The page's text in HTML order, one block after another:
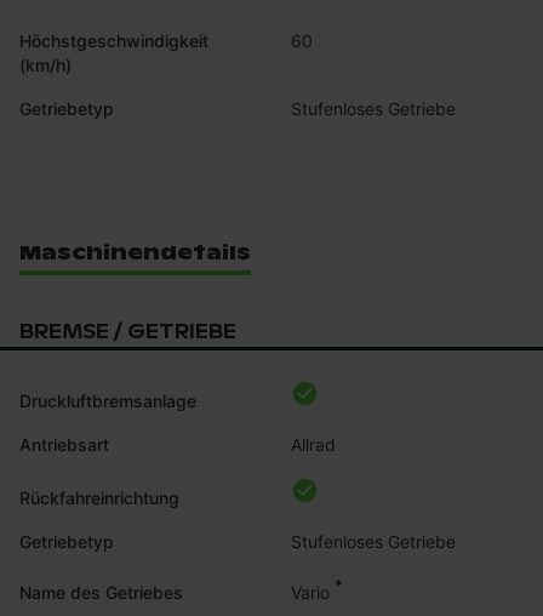
Höchstgeschwindigkeit
(km/h)
60
Getriebetyp Stufenloses Getriebe
Maschinendetails
BREMSE / GETRIEBE
Druckluftbremsanlage
Antriebsart Allrad
Rückfahreinrichtung
Getriebetyp Stufenloses Getriebe
Name des Getriebes Vario *